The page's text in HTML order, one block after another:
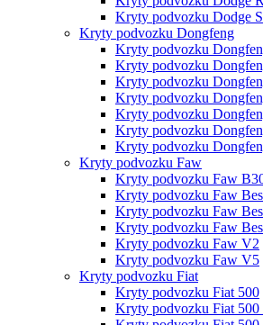
Kryty podvozku Dodge
Kryty podvozku Dongfeng
Kryty podvozku
Kryty podvozku
Kryty podvozku
Kryty podvozku
Kryty podvozku
Kryty podvozku
Kryty podvozku
Kryty podvozku Faw
Kryty podvozku Faw
Kryty podvozku Faw
Kryty podvozku Faw
Kryty podvozku Faw
Kryty podvozku Faw V2
Kryty podvozku Faw V5
Kryty podvozku Fiat
Kryty podvozku Fiat 500
Kryty podvozku Fiat 500